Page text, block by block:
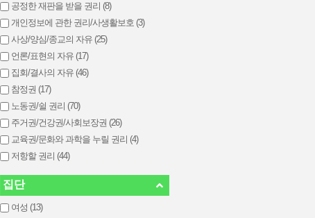
공정한 재판을 받을 권리 (8)
개인정보에 관한 권리/사생활보호 (3)
사상/양심/종교의 자유 (25)
언론/표현의 자유 (17)
집회/결사의 자유 (46)
참정권 (17)
노동권/쉴 권리 (70)
주거권/건강권/사회보장권 (26)
교육권/문화와 과학을 누릴 권리 (4)
저항할 권리 (44)
집단
여성 (13)